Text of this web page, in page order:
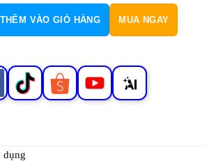
Điểm Ray Kéo COB H91 số lượng
THÊM VÀO GIỎ HÀNG MUA NGAY
dụng